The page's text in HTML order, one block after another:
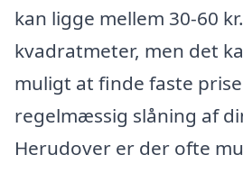
kan ligge mellem 30-60
kvadratmeter, men det
muligt at finde faste
regelmæssig slåning af
Herudover er der ofte